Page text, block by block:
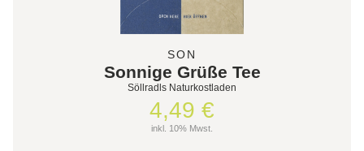
SON
Sonnige Grüße Tee
Söllradls Naturkostladen
4,49 €
inkl. 10% Mwst.